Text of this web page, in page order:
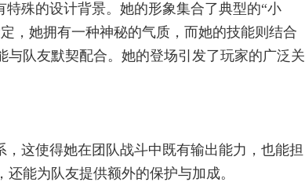
殊的设计背景。她的形象集合了典型的“小
，她拥有一种神秘的气质，而她的技能则结合
队友默契配合。她的登场引发了玩家的广泛关
这使得她在团队战斗中既有输出能力，也能担
能为队友提供额外的保护与加成。